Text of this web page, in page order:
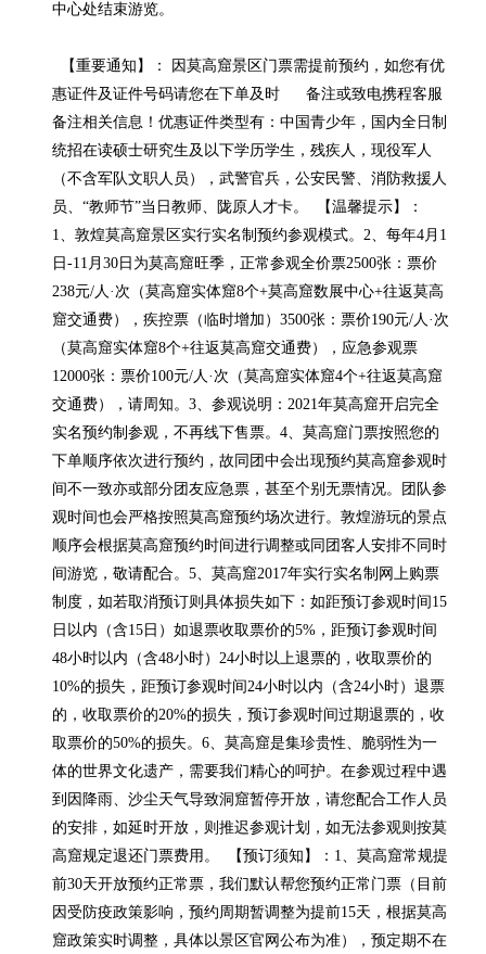
中心处结束游览。
惠证件及证件号码请您在下单及时      备注或致电携程客服
备注相关信息！优惠证件类型有：中国青少年，国内全日制
统招在读硕士研究生及以下学历学生，残疾人，现役军人
（不含军队文职人员），武警官兵，公安民警、消防救援人
员、“教师节”当日教师、陇原人才卡。  【温馨提示】：
1、敦煌莫高窟景区实行实名制预约参观模式。2、每年4月1
日-11月30日为莫高窟旺季，正常参观全价票2500张：票价
238元/人·次（莫高窟实体窟8个+莫高窟数展中心+往返莫高
窟交通费），疾控票（临时增加）3500张：票价190元/人·次
（莫高窟实体窟8个+往返莫高窟交通费），应急参观票
12000张：票价100元/人·次（莫高窟实体窟4个+往返莫高窟
交通费），请周知。3、参观说明：2021年莫高窟开启完全
实名预约制参观，不再线下售票。4、莫高窟门票按照您的
下单顺序依次进行预约，故同团中会出现预约莫高窟参观时
间不一致亦或部分团友应急票，甚至个别无票情况。团队参
观时间也会严格按照莫高窟预约场次进行。敦煌游玩的景点
顺序会根据莫高窟预约时间进行调整或同团客人安排不同时
间游览，敬请配合。5、莫高窟2017年实行实名制网上购票
制度，如若取消预订则具体损失如下：如距预订参观时间15
日以内（含15日）如退票收取票价的5%，距预订参观时间
48小时以内（含48小时）24小时以上退票的，收取票价的
10%的损失，距预订参观时间24小时以内（含24小时）退票
的，收取票价的20%的损失，预订参观时间过期退票的，收
取票价的50%的损失。6、莫高窟是集珍贵性、脆弱性为一
体的世界文化遗产，需要我们精心的呵护。在参观过程中遇
到因降雨、沙尘天气导致洞窟暂停开放，请您配合工作人员
的安排，如延时开放，则推迟参观计划，如无法参观则按莫
高窟规定退还门票费用。  【预订须知】：1、莫高窟常规提
前30天开放预约正常票，我们默认帮您预约正常门票（目前
因受防疫政策影响，预约周期暂调整为提前15天，根据莫高
窟政策实时调整，具体以景区官网公布为准），预定期不在